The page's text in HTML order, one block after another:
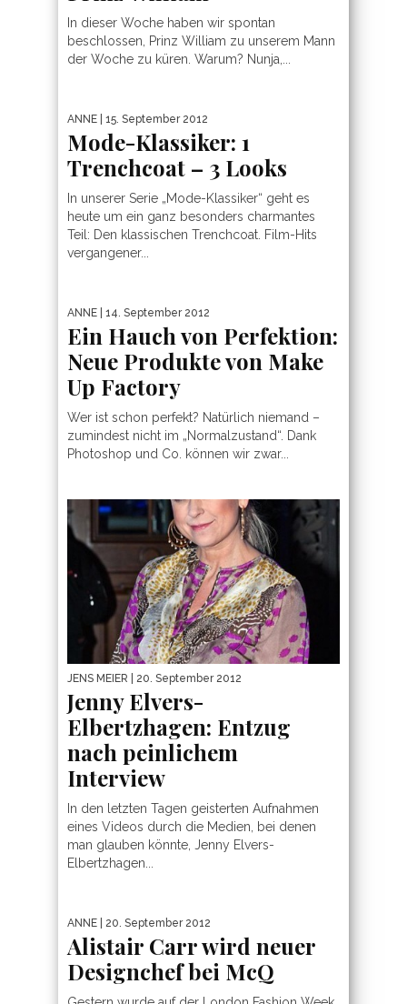
In dieser Woche haben wir spontan
beschlossen, Prinz William zu unserem Mann
der Woche zu küren. Warum? Nunja,...
ANNE | 15. September 2012
Mode-Klassiker: 1
Trenchcoat – 3 Looks
In unserer Serie „Mode-Klassiker“ geht es
heute um ein ganz besonders charmantes
Teil: Den klassischen Trenchcoat. Film-Hits
vergangener...
ANNE | 14. September 2012
Ein Hauch von Perfektion:
Neue Produkte von Make
Up Factory
Wer ist schon perfekt? Natürlich niemand –
zumindest nicht im „Normalzustand“. Dank
Photoshop und Co. können wir zwar...
JENS MEIER | 20. September 2012
Jenny Elvers-
Elbertzhagen: Entzug
nach peinlichem
Interview
In den letzten Tagen geisterten Aufnahmen
eines Videos durch die Medien, bei denen
man glauben könnte, Jenny Elvers-
Elbertzhagen...
ANNE | 20. September 2012
Alistair Carr wird neuer
Designchef bei McQ